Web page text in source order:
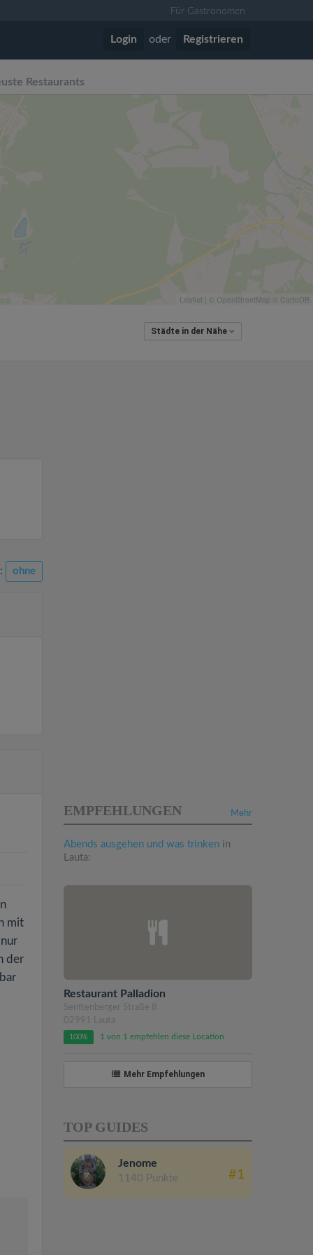
Für Gastronomen
Login oder Registrieren
Restaurants
Leaflet | © OpenStreetMap © CartoDB
Städte in der Nähe
ohne
mit
der
Mehr
EMPFEHLUNGEN
Abends ausgehen und was trinken in
Lauta:
Restaurant Palladion
Senftenberger Straße 8
02991 Lauta
100% 1 von 1 empfehlen diese Location
Mehr Empfehlungen
TOP GUIDES
Jenome
1140 Punkte #1